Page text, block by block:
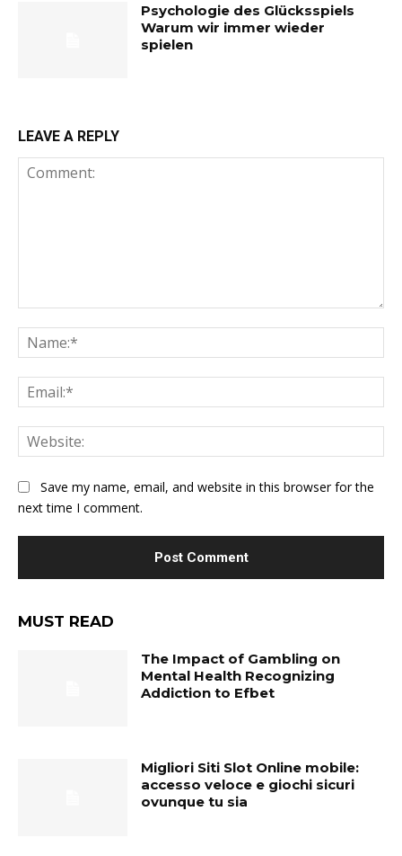
Psychologie des Glücksspiels
Warum wir immer wieder
spielen
LEAVE A REPLY
Save my name, email, and website in this browser for the
next time I comment.
MUST READ
The Impact of Gambling on
Mental Health Recognizing
Addiction to Efbet
Migliori Siti Slot Online mobile:
accesso veloce e giochi sicuri
ovunque tu sia